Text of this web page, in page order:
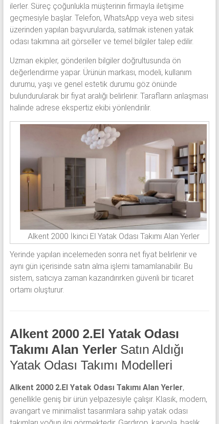
ilerler. Süreç çoğunlukla müşterinin firmayla iletişime
geçmesiyle başlar. Telefon, WhatsApp veya web sitesi
üzerinden yapılan başvurularda, satılmak istenen yatak
odası takımına ait görseller ve temel bilgiler talep edilir.
Uzman ekipler, gönderilen bilgiler doğrultusunda ön
değerlendirme yapar. Ürünün markası, modeli, kullanım
durumu, yaşı ve genel estetik durumu göz önünde
bulundurularak bir fiyat aralığı belirlenir. Tarafların anlaşması
halinde adrese ekspertiz ekibi yönlendirilir.
Alkent 2000 İkinci El Yatak Odası Takımı Alan Yerler
Yerinde yapılan incelemeden sonra net fiyat belirlenir ve
aynı gün içerisinde satın alma işlemi tamamlanabilir. Bu
sistem, satıcıya zaman kazandırırken güvenli bir ticaret
ortamı oluşturur.
Alkent 2000 2.El Yatak Odası
Takımı Alan Yerler Satın Aldığı
Yatak Odası Takımı Modelleri
Alkent 2000 2.El Yatak Odası Takımı Alan Yerler,
genellikle geniş bir ürün yelpazesiyle çalışır. Klasik, modern,
avangart ve minimalist tasarımlara sahip yatak odası